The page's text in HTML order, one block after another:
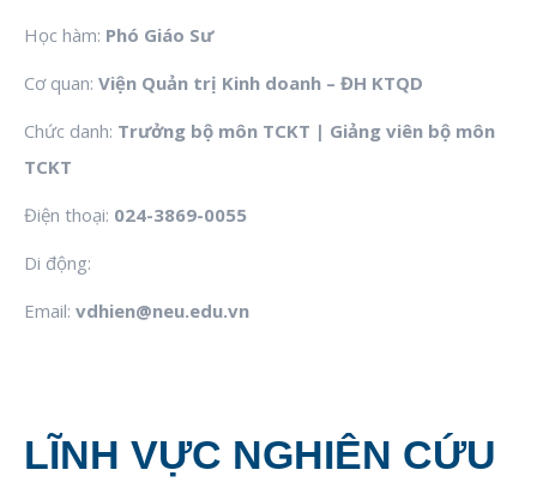
Học hàm: Phó Giáo Sư
Cơ quan: Viện Quản trị Kinh doanh – ĐH KTQD
Chức danh: Trưởng bộ môn TCKT | Giảng viên bộ môn
TCKT
Điện thoại: 024-3869-0055
Di động: ‬
Email: vdhien@neu.edu.vn
LĨNH VỰC NGHIÊN CỨU